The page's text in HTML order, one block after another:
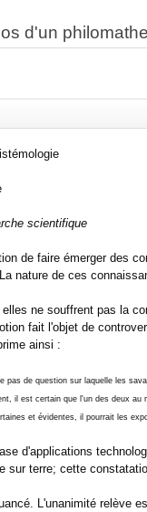
d'un
scientifique
de faire émerger des
nature de ces
ne souffrent pas la
fait l'objet de
ainsi :
pas de question sur laquelle les
il est certain que l'un des deux
et évidentes, il pourrait les
d'applications
sur terre; cette
L'unanimité relève